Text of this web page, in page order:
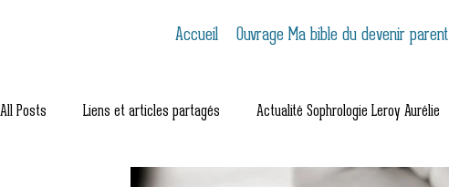
Accueil Ouvrage Ma bible du devenir parent
All Posts Liens et articles partagés Actualité Sophrologie Leroy Aurélie